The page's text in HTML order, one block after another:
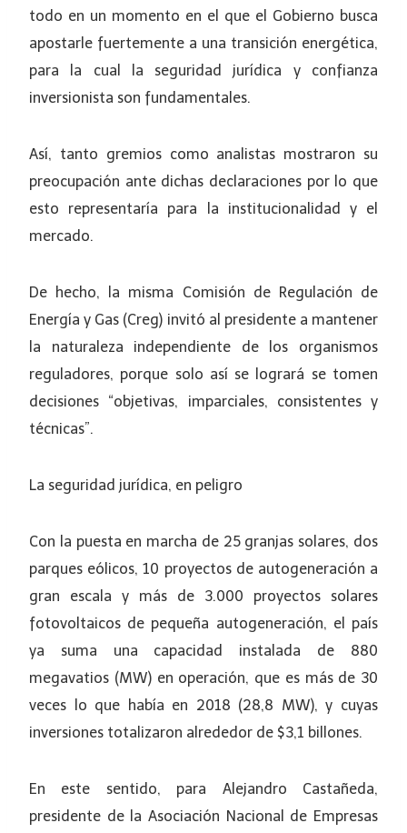
todo en un momento en el que el Gobierno busca
apostarle fuertemente a una transición energética,
para la cual la seguridad jurídica y confianza
inversionista son fundamentales.
Así, tanto gremios como analistas mostraron su
preocupación ante dichas declaraciones por lo que
esto representaría para la institucionalidad y el
mercado.
De hecho, la misma Comisión de Regulación de
Energía y Gas (Creg) invitó al presidente a mantener
la naturaleza independiente de los organismos
reguladores, porque solo así se logrará se tomen
decisiones “objetivas, imparciales, consistentes y
técnicas”.
La seguridad jurídica, en peligro
Con la puesta en marcha de 25 granjas solares, dos
parques eólicos, 10 proyectos de autogeneración a
gran escala y más de 3.000 proyectos solares
fotovoltaicos de pequeña autogeneración, el país
ya suma una capacidad instalada de 880
megavatios (MW) en operación, que es más de 30
veces lo que había en 2018 (28,8 MW), y cuyas
inversiones totalizaron alrededor de $3,1 billones.
En este sentido, para Alejandro Castañeda,
presidente de la Asociación Nacional de Empresas